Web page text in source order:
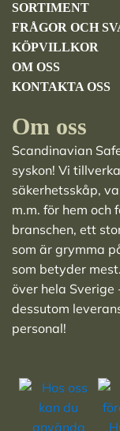
SORTIMENT
FRÅGOR OCH
KÖPVILLKOR
OM OSS
KONTAKTA OSS
Om oss
Scandinavian
syskon! Vi
säkerhetsskåp,
m.m. för hem och
branschen, ett
som är grymma
som betyder
över hela Sverige
dessutom
personal!